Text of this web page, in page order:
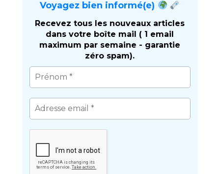
Voyagez bien informé(e)
Recevez tous les nouveaux articles
dans votre boîte mail ( 1 email
maximum par semaine - garantie
zéro spam).